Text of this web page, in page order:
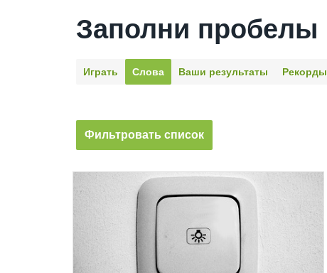
Заполни пробелы
Играть Слова Ваши результаты Рекорды
Фильтровать список